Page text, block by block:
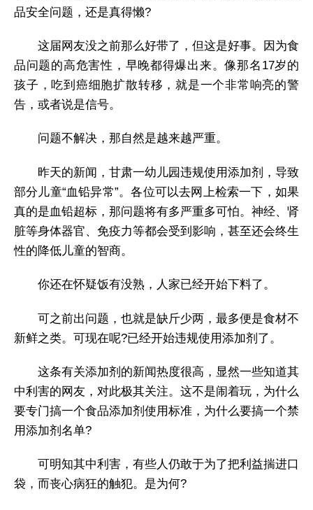
品安全问题，还是真得懒?
这届网友没之前那么好带了，但这是好事。因为食
品问题的高危害性，早晚都得爆出来。像那名17岁的
孩子，吃到癌细胞扩散转移，就是一个非常响亮的警
告，或者说是信号。
问题不解决，那自然是越来越严重。
昨天的新闻，甘肃一幼儿园违规使用添加剂，导致
部分儿童“血铅异常”。各位可以去网上检索一下，如果
真的是血铅超标，那问题将有多严重多可怕。神经、肾
脏等身体器官、免疫力等都会受到影响，甚至还会终生
性的降低儿童的智商。
你还在怀疑饭有没熟，人家已经开始下料了。
可之前出问题，也就是缺斤少两，最多便是食材不
新鲜之类。可现在呢?已经开始违规使用添加剂了。
这条有关添加剂的新闻热度很高，显然一些知道其
中利害的网友，对此极其关注。这不是闹着玩，为什么
要专门搞一个食品添加剂使用标准，为什么要搞一个禁
用添加剂名单?
可明知其中利害，有些人仍敢于为了把利益揣进口
袋，而丧心病狂的触犯。是为何?